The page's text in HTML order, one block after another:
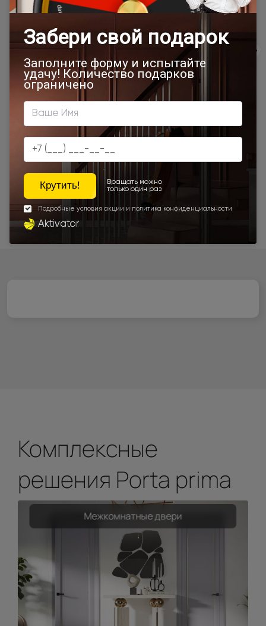
лояльности
Качество
Комплексные
решения Porta prima
Межкомнатные двери